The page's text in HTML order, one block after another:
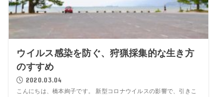
ウイルス感染を防ぐ、狩猟採集的な生き方
のすすめ
2020.03.04
こんにちは、橋本絢子です。 新型コロナウイルスの影響で、引きこ